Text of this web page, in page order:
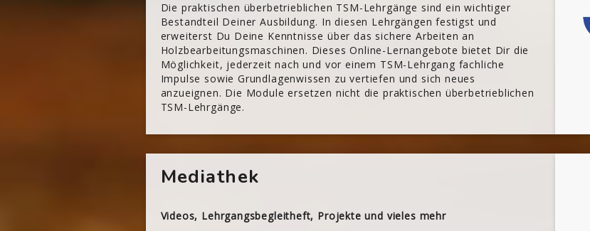
Die praktischen überbetrieblichen TSM-Lehrgänge sind ein wichtiger
Bestandteil Deiner Ausbildung. In diesen Lehrgängen festigst und
erweiterst Du Deine Kenntnisse über das sichere Arbeiten an
Holzbearbeitungsmaschinen. Dieses Online-Lernangebote bietet Dir die
Möglichkeit, jederzeit nach und vor einem TSM-Lehrgang fachliche
Impulse sowie Grundlagenwissen zu vertiefen und sich neues
anzueignen. Die Module ersetzen nicht die praktischen überbetrieblichen
TSM-Lehrgänge.
Mediathek
Videos, Lehrgangsbegleitheft, Projekte und vieles mehr